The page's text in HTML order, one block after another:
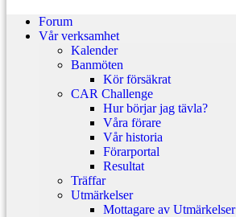
Forum
Vår verksamhet
Kalender
Banmöten
Kör försäkrat
CAR Challenge
Hur börjar jag tävla?
Våra förare
Vår historia
Förarportal
Resultat
Träffar
Utmärkelser
Mottagare av Utmärkelser